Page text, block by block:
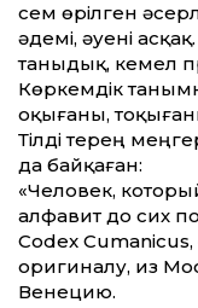
Әсем өрілген
әдемі, әуені
таныдық, кемел
Көркемдік
оқығаны,
Тілді терең
да байқаған:
«Человек,
алфавит до сих
Codex
оригиналу, из
Венецию.